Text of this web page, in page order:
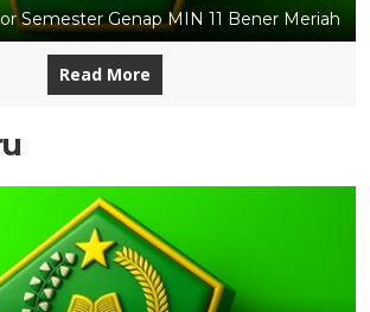
Semester Genap MIN 11 Bener Meriah
Read More